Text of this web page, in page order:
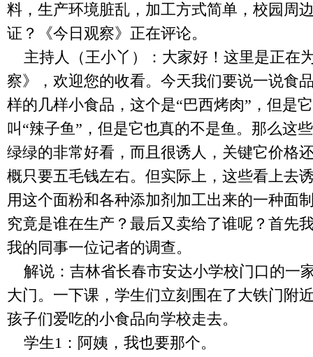
料，生产环境脏乱，加工方式简单，校园周
证？《今日观察》正在评论。
主持人（王小丫）：大家好！这里是正在
察》，欢迎您的收看。今天我们要说一说食
样的几样小食品，这个是“巴西烤肉”，但是
叫“辣子鱼”，但是它也真的不是鱼。那么这
绿绿的非常好看，而且很诱人，关键它价格
概只要五毛钱左右。但实际上，这些看上去
用这个面粉和各种添加剂加工出来的一种面
究竟是谁在生产？最后又卖给了谁呢？首先
我的同事一位记者的调查。
解说：吉林省长春市安达小学校门口的一
大门。一下课，学生们立刻围在了大铁门附
孩子们爱吃的小食品向学校走去。
学生1 ：阿姨，我也要那个。